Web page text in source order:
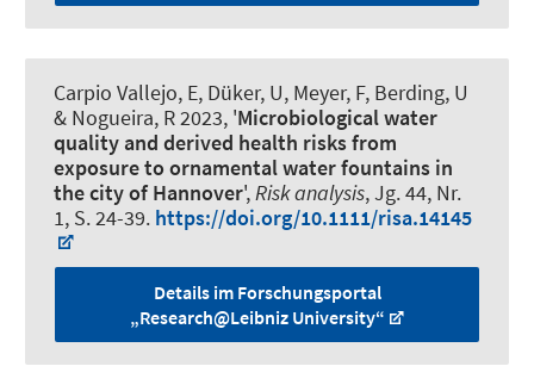
Carpio Vallejo, E, Düker, U, Meyer, F, Berding, U
& Nogueira, R2023, 'Microbiological water
quality and derived health risks from
exposure to ornamental water fountains in
the city of Hannover',Risk analysis, Jg. 44, Nr.
1, S. 24-39. https://doi.org/10.1111/risa.14145
Details im Forschungsportal
„Research@Leibniz University“